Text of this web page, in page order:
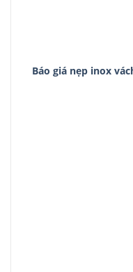
Báo giá nẹp inox